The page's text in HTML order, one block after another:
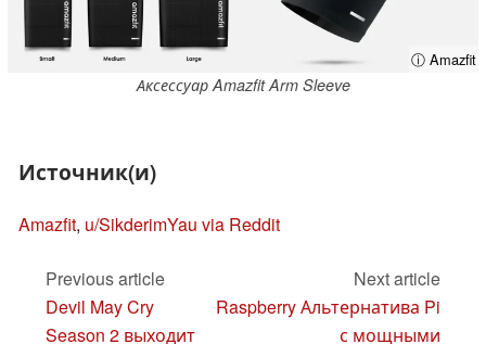
ⓘ Amazfit
Аксессуар Amazfit Arm Sleeve
Источник(и)
Amazfit, u/SikderimYau via Reddit
Previous article
Devil May Cry
Season 2 выходит
Next article
Raspberry Альтернатива Pi
с мощными